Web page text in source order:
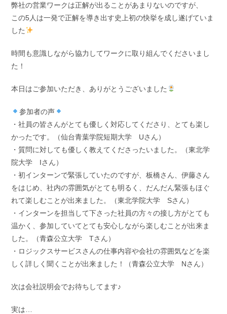
弊社の営業ワークは正解が出ることがあまりないのですが、
この5人は一発で正解を導き出す史上初の快挙を成し遂げていま
した
時間も意識しながら協力してワークに取り組んでくださいまし
た！
本日はご参加いただき、ありがとうございました
参加者の声
・社員の皆さんがとても優しく対応してくださり、とても楽し
かったです。（仙台青葉学院短期大学 Uさん）
・質問に対しても優しく教えてくださったいました。（東北学
院大学 Iさん）
・初インターンで緊張していたのですが、板橋さん、伊藤さん
をはじめ、社内の雰囲気がとても明るく、だんだん緊張もほぐ
れて楽しむことが出来ました。（東北学院大学 Sさん）
・インターンを担当して下さった社員の方々の接し方がとても
温かく、参加していてとても安心しながら楽しむことが出来ま
した。（青森公立大学 Tさん）
・ロジックスサービスさんの仕事内容や会社の雰囲気などを楽
しく詳しく聞くことが出来ました！（青森公立大学 Nさん）
次は会社説明会でお待ちしてます♪
実は…